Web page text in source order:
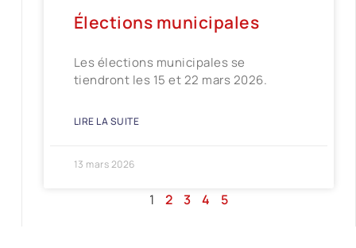
Élections municipales
Les élections municipales se
tiendront les 15 et 22 mars 2026.
LIRE LA SUITE
13 mars 2026
1 2 3 4 5